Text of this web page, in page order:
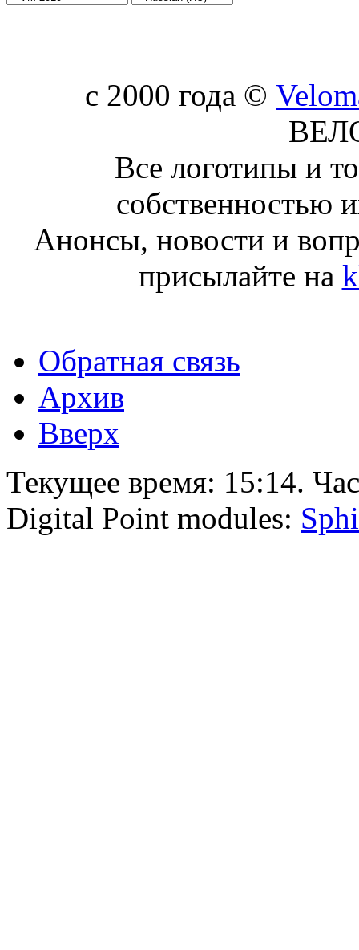
c 2000 года ©
Все логотипы и
собственностью
Анонсы, новости и
присылайте на
Обратная связь
Архив
Вверх
Текущее время: 15:14.
Digital Point modules: